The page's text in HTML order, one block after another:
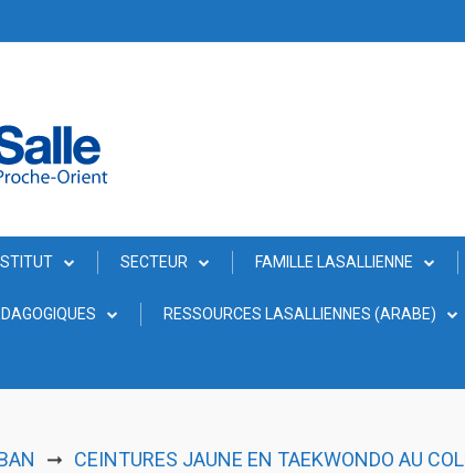
SECTEUR FAMILLE LASALLIENNE
RESSOURCES LASALLIENNES (ARABE)
➞ CEINTURES JAUNE EN TAEKWONDO AU